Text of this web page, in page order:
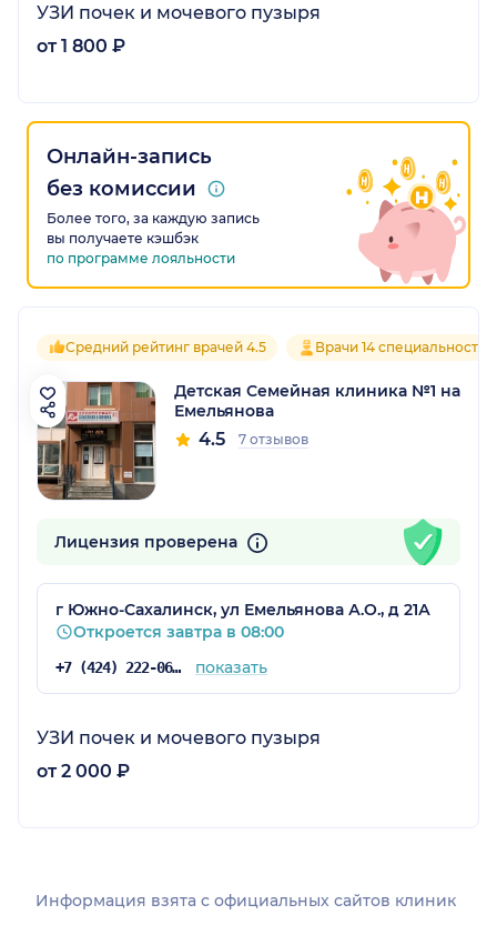
УЗИ почек и мочевого пузыря
от 1 800 ₽
Онлайн-запись
без комиссии
Более того, за каждую запись
вы получаете кэшбэк
по программе лояльности
Средний рейтинг врачей 4.5 Врачи 14 специальностей
Детская Семейная клиника №1 на
Емельянова
4.5 7 отзывов
Лицензия проверена
г Южно-Сахалинск, ул Емельянова А.О., д 21А
Откроется завтра в 08:00
+7 (424) 222-06-00 показать
УЗИ почек и мочевого пузыря
от 2 000 ₽
Информация взята c официальных сайтов клиник